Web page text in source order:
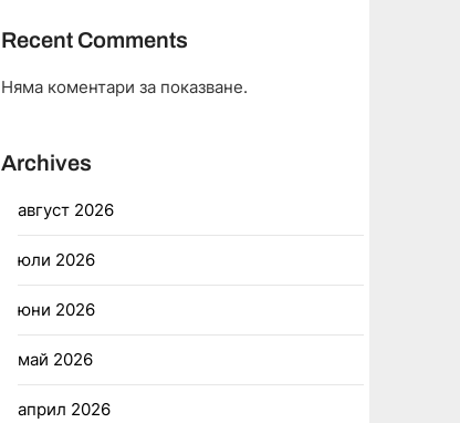
Recent Comments
Няма коментари за показване.
Archives
август 2026
юли 2026
юни 2026
май 2026
април 2026